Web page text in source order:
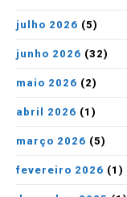
julho 2026 (5)
junho 2026 (32)
maio 2026 (2)
abril 2026 (1)
março 2026 (5)
fevereiro 2026 (1)